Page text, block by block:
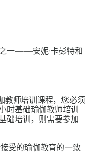
一——安妮·卡彭特和
教师培训课程，您必须
时基础瑜伽教师培训
础培训，则需要参加
受的瑜伽教育的一致